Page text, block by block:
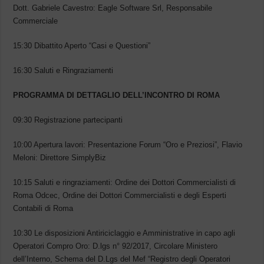
Dott. Gabriele Cavestro: Eagle Software Srl, Responsabile
Commerciale
15:30 Dibattito Aperto “Casi e Questioni”
16:30 Saluti e Ringraziamenti
PROGRAMMA DI DETTAGLIO DELL’INCONTRO DI ROMA
09:30 Registrazione partecipanti
10:00 Apertura lavori: Presentazione Forum “Oro e Preziosi”, Flavio
Meloni: Direttore SimplyBiz
10:15 Saluti e ringraziamenti: Ordine dei Dottori Commercialisti di
Roma Odcec, Ordine dei Dottori Commercialisti e degli Esperti
Contabili di Roma
10:30 Le disposizioni Antiriciclaggio e Amministrative in capo agli
Operatori Compro Oro: D.lgs n° 92/2017, Circolare Ministero
dell’Interno, Schema del D.Lgs del Mef “Registro degli Operatori